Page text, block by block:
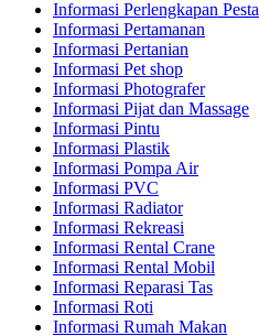
Informasi Perlengkapan Pesta
Informasi Pertamanan
Informasi Pertanian
Informasi Pet shop
Informasi Photografer
Informasi Pijat dan Massage
Informasi Pintu
Informasi Plastik
Informasi Pompa Air
Informasi PVC
Informasi Radiator
Informasi Rekreasi
Informasi Rental Crane
Informasi Rental Mobil
Informasi Reparasi Tas
Informasi Roti
Informasi Rumah Makan